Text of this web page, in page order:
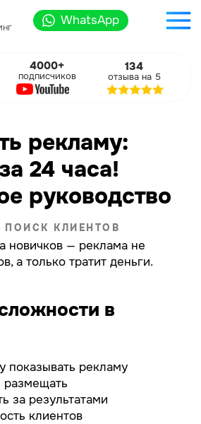
WhatsApp
рекламу:
24 часа!
руководство
ПОИСК КЛИЕНТОВ
новичков — реклама не
а только тратит деньги.
в
показывать рекламу
размещать
за результатами
клиентов